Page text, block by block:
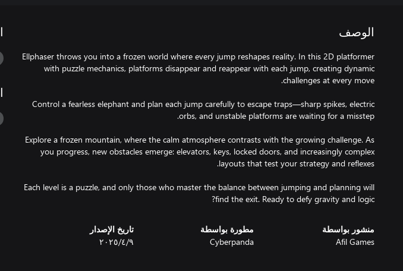
الوصف
Ellphaser throws you into a frozen world where every jump reshapes reality. In this 2D platformer
with puzzle mechanics, platforms disappear and reappear with each jump, creating dynamic
Control a fearless elephant and plan each jump carefully to escape traps—sharp spikes, electric
Explore a frozen mountain, where the calm atmosphere contrasts with the growing challenge. As
you progress, new obstacles emerge: elevators, keys, locked doors, and increasingly complex
Each level is a puzzle, and only those who master the balance between jumping and planning will
find the exit. Ready to defy gravity and logic?
منشور بواسطة
Afil Games
مطورة بواسطة
Cyberpanda
تاريخ الإصدار
٩‏/٤‏/٢٠٢٥